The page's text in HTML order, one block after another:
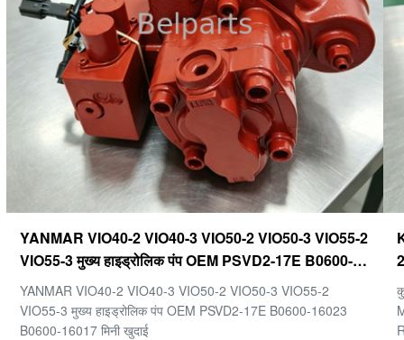
Kubota U20-3 U25-3 अंतिम ड्राइव KYB MAG-18VP-
230F OEM ट्रैवल मोटर B0240-18076 RB511-61290
RB559-61290 RC157-78000 मिनी खुदाई भागों के लिए
कुबोटा U20-3 U25-3 मिनी खुदाई मशीन के पुर्जों के लिए अंतिम ड्राइव KYB
MAG-18VP-230F ट्रैवल मोटर B0240-18076 RB511-61290
RB559-61290 RC157-78000